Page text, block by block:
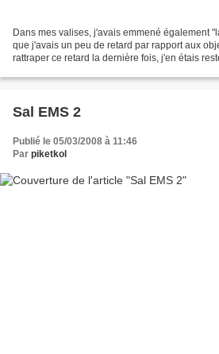
Dans mes valises, j'avais emmené également
que j'avais un peu de retard par rapport aux
rattraper ce retard la dernière fois, j'en étais
Sal EMS 2
Publié le 05/03/2008 à 11:46
Par piketkol